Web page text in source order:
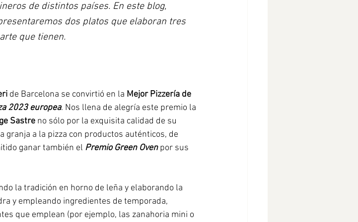
de distintos países. En este blog,
dos platos que elaboran tres
que tienen.
de Barcelona se convirtió en la Mejor Pizzería de
2023 europea. Nos llena de alegría este premio la
Sastre no sólo por la exquisita calidad de su
a la pizza con productos auténticos, de
ganar también el Premio Green Oven por sus
la tradición en horno de leña y elaborando la
y empleando ingredientes de temporada,
que emplean (por ejemplo, las zanahoria mini o